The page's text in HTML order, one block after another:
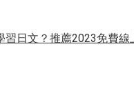
習日文？推薦2023免費